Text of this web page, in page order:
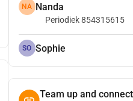
NA Nanda
Periodiek 854315615
SO Sophie
Team up and